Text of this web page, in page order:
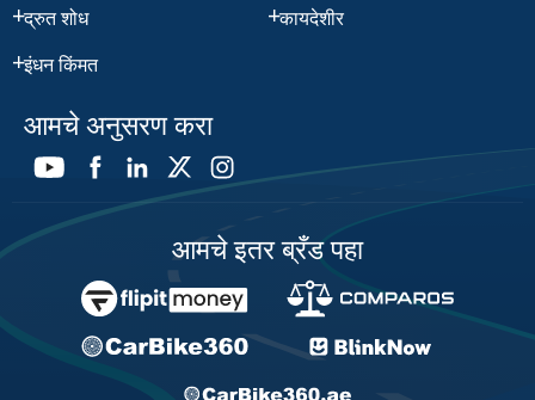
द्रुत शोध
इंधन किंमत
कायदेशीर
आमचे अनुसरण करा
आमचे इतर ब्रँड पहा